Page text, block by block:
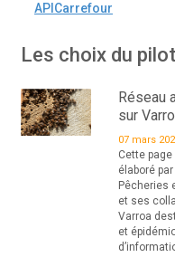
APICarrefour
Les choix du
Réseau
sur
07 mars
Cette
élaboré
Pêcheries
et ses
Varroa
et